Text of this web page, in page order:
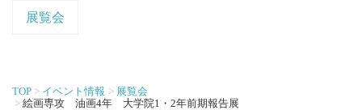
展覧会
TOP イベント情報
展覧会
絵画専攻 油画4年 大学院1・2年前期報告展